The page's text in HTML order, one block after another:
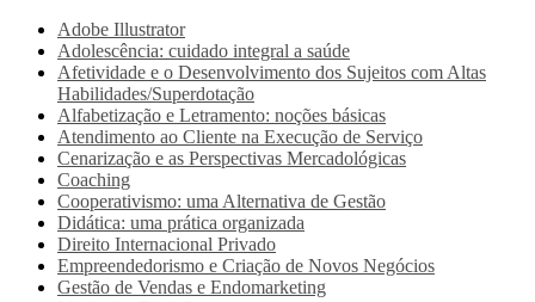
Adobe Illustrator
Adolescência: cuidado integral a saúde
Afetividade e o Desenvolvimento dos Sujeitos com Altas
Habilidades/Superdotação
Alfabetização e Letramento: noções básicas
Atendimento ao Cliente na Execução de Serviço
Cenarização e as Perspectivas Mercadológicas
Coaching
Cooperativismo: uma Alternativa de Gestão
Didática: uma prática organizada
Direito Internacional Privado
Empreendedorismo e Criação de Novos Negócios
Gestão de Vendas e Endomarketing